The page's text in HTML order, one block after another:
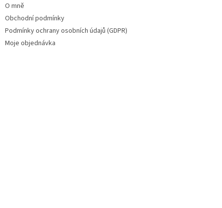
O mně
Obchodní podmínky
Podmínky ochrany osobních údajů (GDPR)
Moje objednávka